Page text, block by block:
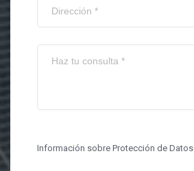
Información sobre Protección de Datos